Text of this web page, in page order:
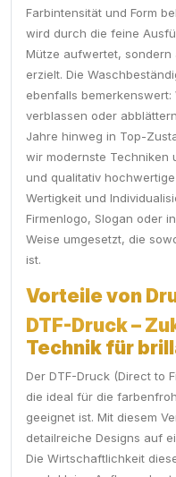
Farbintensität und Form
wird durch die feine
Mütze aufwertet,
erzielt. Die
ebenfalls
verblassen oder
Jahre hinweg in Top-
wir modernste Techniken
und qualitativ
Wertigkeit und
Firmenlogo, Slogan oder
Weise umgesetzt, die
ist.
Vorteile von
DTF-Druck –
Technik für
Der DTF-Druck (Direct to
die ideal für die
geeignet ist. Mit diesem
detailreiche Designs auf
Die Wirtschaftlichkeit